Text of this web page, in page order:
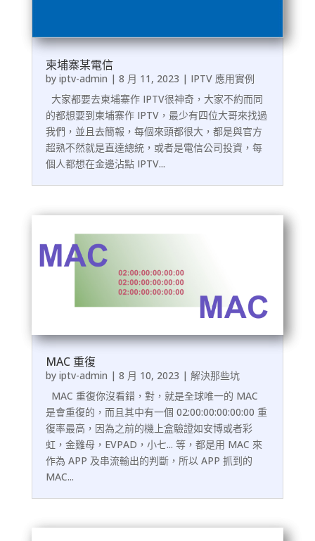
柬埔寨某電信
by iptv-admin | 8 月 11, 2023 | IPTV 應用實例
大家都要去柬埔寨作 IPTV很神奇，大家不約而同
的都想要到柬埔寨作 IPTV，最少有四位大哥來找過
我們，並且去簡報，每個來頭都很大，都是與官方
超熟不然就是直達總統，或者是電信公司投資，每
個人都想在金邊沾點 IPTV...
MAC 重復
by iptv-admin | 8 月 10, 2023 | 解決那些坑
MAC 重復你沒看錯，對，就是全球唯一的 MAC
是會重復的，而且其中有一個 02:00:00:00:00:00 重
復率最高，因為之前的機上盒驗證如安博或者彩
虹，金雞母，EVPAD，小七... 等，都是用 MAC 來
作為 APP 及串流輸出的判斷，所以 APP 抓到的
MAC...